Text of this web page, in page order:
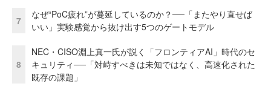
7
なぜ“PoC疲れ”が蔓延しているのか？──「またやり直せば
いい」実験感覚から抜け出す5つのゲートモデル
8
NEC・CISO淵上真一氏が説く「フロンティアAI」時代のセ
キュリティ──「対峙すべきは未知ではなく、高速化された
既存の課題」